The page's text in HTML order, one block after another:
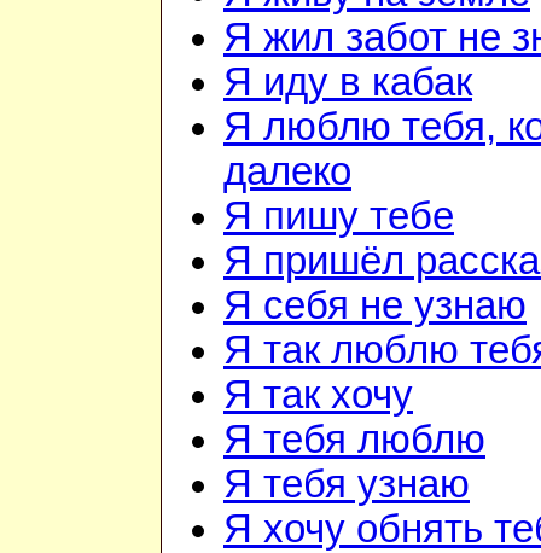
Я жил забот не
Я иду в кабак
Я люблю тебя,
далеко
Я пишу тебе
Я пришёл
Я себя не узнаю
Я так люблю
Я так хочу
Я тебя люблю
Я тебя узнаю
Я хочу обнять